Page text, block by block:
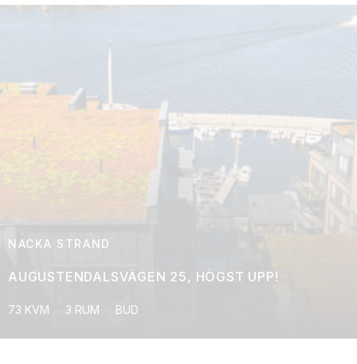
NACKA STRAND
AUGUSTENDALSVÄGEN 25, HÖGST UPP!
73 KVM 3 RUM BUD